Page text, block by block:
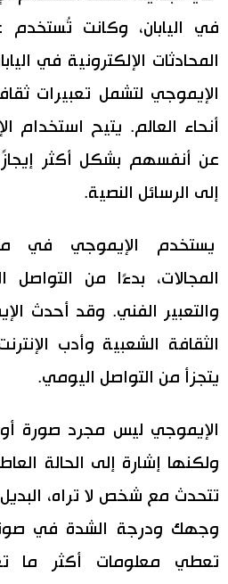
في اليابان، وكانت
المحادثات الإلكترونية في
الإيموجي لتشمل تعبيرات
أنحاء العالم. يتيح استخدام
عن أنفسهم بشكل أكثر
إلى الرسائل النصية.
يستخدم الإيموجي في
المجالات، بدءًا من
والتعبير الفني. وقد أحدث
الثقافة الشعبية وأدب
يتجزأ من التواصل اليومي.
الإيموجي ليس مجرد صورة
ولكنها إشارة إلى الحالة
تتحدث مع شخص لا تراه،
وجهك ودرجة الشدة في
تعطي معلومات أكثر ما